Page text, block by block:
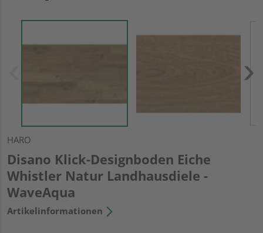
HARO
Disano Klick-Designboden Eiche
Whistler Natur Landhausdiele -
WaveAqua
Artikelinformationen